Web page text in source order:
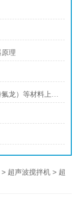
理
超声波分散在聚苯乙烯，聚四氟乙烯（特氟龙）等材料上的应用
> 超声波搅拌机 > 超